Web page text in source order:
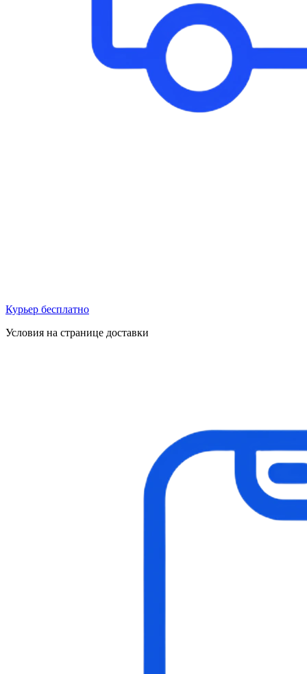
Курьер бесплатно
Условия на странице доставки